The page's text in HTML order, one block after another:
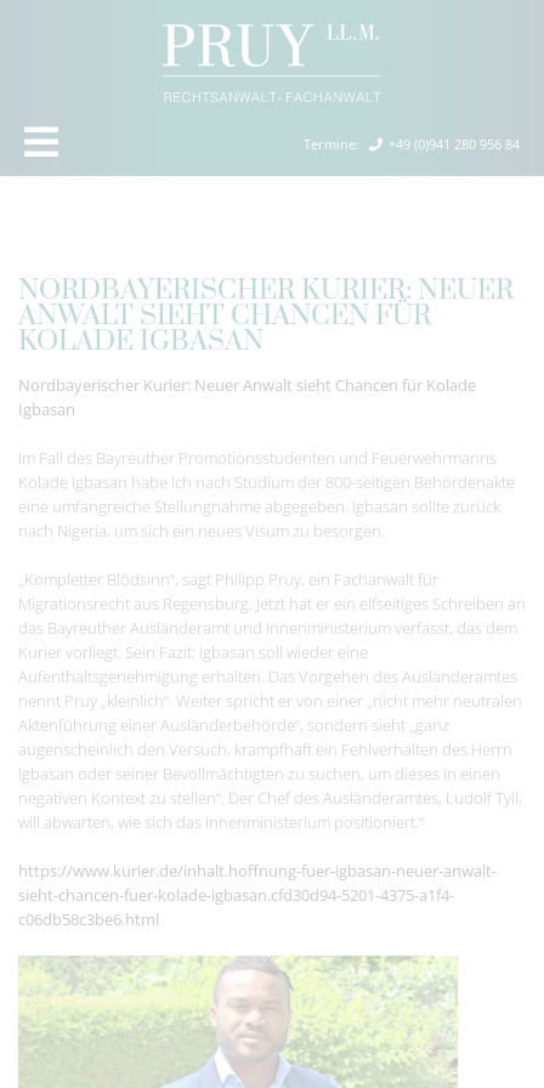
Termine: +49 (0)941 280 956 84
NORDBAYERISCHER KURIER: NEUER
ANWALT SIEHT CHANCEN FÜR
KOLADE IGBASAN
Nordbayerischer Kurier: Neuer Anwalt sieht Chancen für Kolade
Igbasan
Im Fall des Bayreuther Promotionsstudenten und Feuerwehrmanns
Kolade Igbasan habe ich nach Studium der 800-seitigen Behördenakte
eine umfangreiche Stellungnahme abgegeben. Igbasan sollte zurück
nach Nigeria, um sich ein neues Visum zu besorgen.
„Kompletter Blödsinn“, sagt Philipp Pruy, ein Fachanwalt für
Migrationsrecht aus Regensburg. Jetzt hat er ein elfseitiges Schreiben an
das Bayreuther Ausländeramt und Innenministerium verfasst, das dem
Kurier vorliegt. Sein Fazit: Igbasan soll wieder eine
Aufenthaltsgenehmigung erhalten. Das Vorgehen des Ausländeramtes
nennt Pruy „kleinlich“. Weiter spricht er von einer „nicht mehr neutralen
Aktenführung einer Ausländerbehörde“, sondern sieht „ganz
augenscheinlich den Versuch, krampfhaft ein Fehlverhalten des Herrn
lgbasan oder seiner Bevollmächtigten zu suchen, um dieses in einen
negativen Kontext zu stellen“. Der Chef des Ausländeramtes, Ludolf Tyll,
will abwarten, wie sich das Innenministerium positioniert.“
https://www.kurier.de/inhalt.hoffnung-fuer-igbasan-neuer-anwalt-
sieht-chancen-fuer-kolade-igbasan.cfd30d94-5201-4375-a1f4-
c06db58c3be6.html